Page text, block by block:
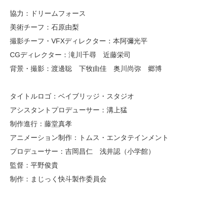
協力：ドリームフォース
美術チーフ：石原由梨
撮影チーフ・VFXディレクター：本阿彌光平
CGディレクター：滝川千尋 近藤栄司
背景・撮影：渡邊聡 下牧由佳 奥川尚弥 郷博
タイトルロゴ：ベイブリッジ・スタジオ
アシスタントプロデューサー：溝上猛
制作進行：藤堂真孝
アニメーション制作：トムス・エンタテインメント
プロデューサー：吉岡昌仁 浅井認（小学館）
監督：平野俊貴
制作：まじっく快斗製作委員会